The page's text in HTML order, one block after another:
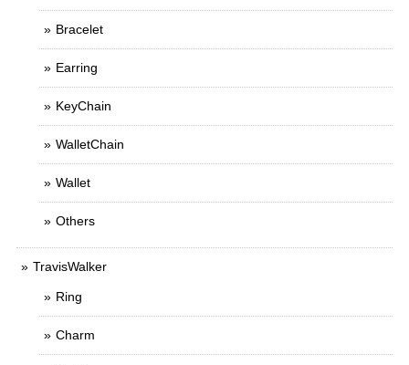
Bracelet
Earring
KeyChain
WalletChain
Wallet
Others
TravisWalker
Ring
Charm